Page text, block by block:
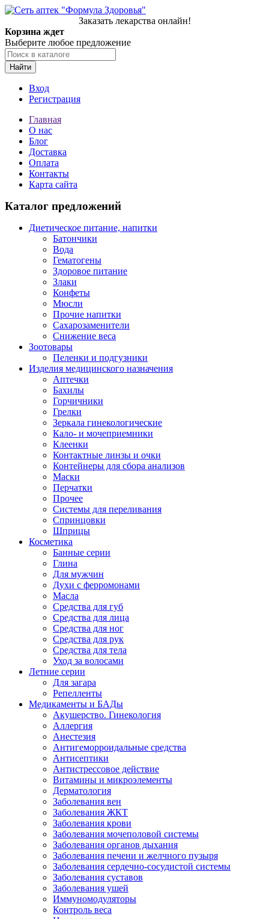
Заказать лекарства онлайн!
Корзина ждет
Выберите любое предложение
Найти
Вход
Регистрация
Главная
О нас
Блог
Доставка
Оплата
Контакты
Карта сайта
Каталог предложений
Диетическое питание, напитки
Батончики
Вода
Гематогены
Здоровое питание
Злаки
Конфеты
Мюсли
Прочие напитки
Сахарозаменители
Снижение веса
Зоотовары
Пеленки и подгузники
Изделия медицинского назначения
Аптечки
Бахилы
Горчичники
Грелки
Зеркала гинекологические
Кало- и мочеприемники
Клеенки
Контактные линзы и очки
Контейнеры для сбора анализов
Маски
Перчатки
Прочее
Системы для переливания
Спринцовки
Шприцы
Косметика
Банные серии
Глина
Для мужчин
Духи с ферромонами
Масла
Средства для губ
Средства для лица
Средства для ног
Средства для рук
Средства для тела
Уход за волосами
Летние серии
Для загара
Репелленты
Медикаменты и БАДы
Акушерство. Гинекология
Аллергия
Анестезия
Антигеморроидальные средства
Антисептики
Антистрессовое действие
Витамины и микроэлементы
Дерматология
Заболевания вен
Заболевания ЖКТ
Заболевания крови
Заболевания мочеполовой системы
Заболевания органов дыхания
Заболевания печени и желчного пузыря
Заболевания сердечно-сосудистой системы
Заболевания суставов
Заболевания ушей
Иммуномодуляторы
Контроль веса